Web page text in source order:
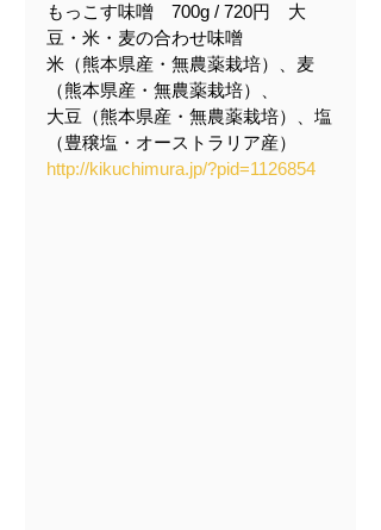
もっこす味噌　700g / 720円　大
豆・米・麦の合わせ味噌
米（熊本県産・無農薬栽培）、麦
（熊本県産・無農薬栽培）、
大豆（熊本県産・無農薬栽培）、塩
（豊穣塩・オーストラリア産）
http://kikuchimura.jp/?pid=1126854